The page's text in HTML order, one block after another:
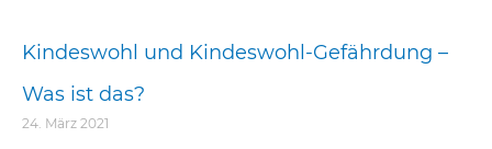
Kindeswohl und Kindeswohl-Gefährdung –
Was ist das?
24. März 2021